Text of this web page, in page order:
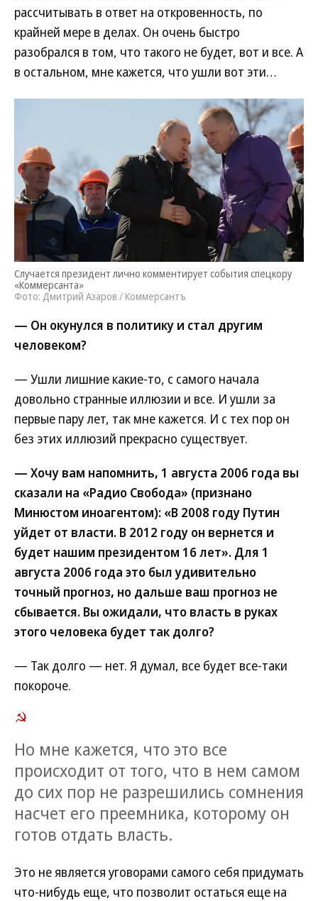
рассчитывать в ответ на откровенность, по
крайней мере в делах. Он очень быстро
разобрался в том, что такого не будет, вот и все. А
в остальном, мне кажется, что ушли вот эти…
Случается президент лично комментирует события спецкору
«Коммерсанта»
Фото: Дмитрий Азаров / Коммерсантъ
— Он окунулся в политику и стал другим
человеком?
— Ушли лишние какие-то, с самого начала
довольно странные иллюзии и все. И ушли за
первые пару лет, так мне кажется. И с тех пор он
без этих иллюзий прекрасно существует.
— Хочу вам напомнить, 1 августа 2006 года вы
сказали на «Радио Свобода» (признано
Минюстом иноагентом): «В 2008 году Путин
уйдет от власти. В 2012 году он вернется и
будет нашим президентом 16 лет». Для 1
августа 2006 года это был удивительно
точный прогноз, но дальше ваш прогноз не
сбывается. Вы ожидали, что власть в руках
этого человека будет так долго?
— Так долго — нет. Я думал, все будет все-таки
покороче.
Но мне кажется, что это все
происходит от того, что в нем самом
до сих пор не разрешились сомнения
насчет его преемника, которому он
готов отдать власть.
Это не является уговорами самого себя придумать
что-нибудь еще, что позволит остаться еще на